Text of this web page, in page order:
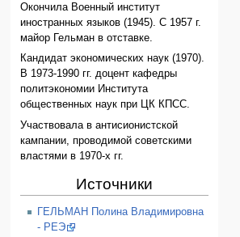
Окончила Военный институт
иностранных языков (1945). С 1957 г.
майор Гельман в отставке.
Кандидат экономических наук (1970).
В 1973-1990 гг. доцент кафедры
политэкономии Института
общественных наук при ЦК КПСС.
Участвовала в антисионистской
кампании, проводимой советскими
властями в 1970-х гг.
Источники
ГЕЛЬМАН Полина Владимировна
- РЕЭ